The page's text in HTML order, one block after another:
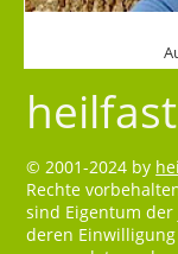
© 2001-2024 by
Rechte
sind Eigentum
deren